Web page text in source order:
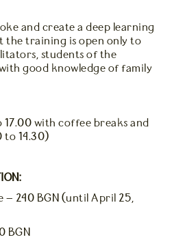
and create a deep learning
the training is open only to
students of the
good knowledge of family
17.00 with coffee breaks and
to 14.30)
– 240 BGN (until April 25,
BGN